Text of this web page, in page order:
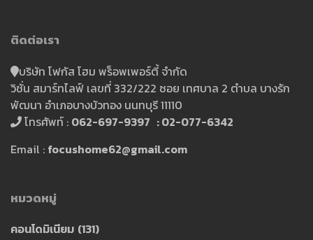
ติดต่อเรา
บริษัท โฟกัส โฮม พร็อพเพอร์ตี้ จำกัด
วิชั่น สมาร์ทไลฟ์ เลขที่ 332/222 ซอย เทศบาล 2 ตำบล บางรัก
พัฒนา อำเภอบางบัวทอง นนทบุรี 11110
โทรศัพท์ : 062-697-9397 : 02-077-6342
Email : focushome62@gmail.com
หมวดหมู่
คอนโดมิเนียม (131)